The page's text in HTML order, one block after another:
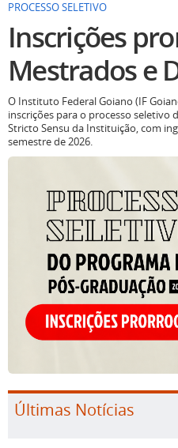
PROCESSO SELETIVO
Inscrições
Mestrados e
O Instituto Federal Goiano (IF
inscrições para o processo seletivo
Stricto Sensu da Instituição, com
semestre de 2026.
Últimas Notícias